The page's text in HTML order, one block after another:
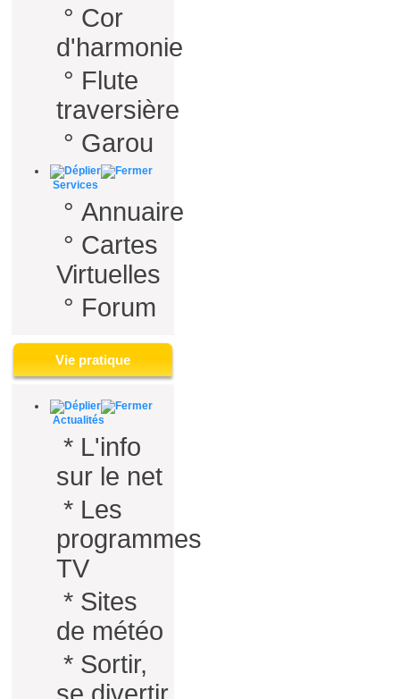
° Cor
d'harmonie
° Flute
traversière
° Garou
Services
° Annuaire
° Cartes
Virtuelles
° Forum
Vie pratique
Actualités
* L'info
sur le net
* Les
programmes
TV
* Sites
de météo
* Sortir,